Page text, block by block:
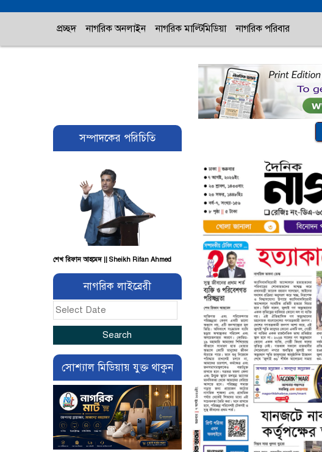
প্রচ্ছদ নাগরিক অনলাইন নাগরিক মাল্টিমিডিয়া নাগরিক পরিবার
সম্পাদকের পরিচিতি
শেখ রিফান আহমেদ || Sheikh Rifan Ahmed
নাগরিক লাইব্রেরী
সোশ্যাল মিডিয়ায় যুক্ত থাকুন